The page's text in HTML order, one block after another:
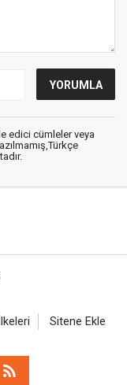
edici cümleler veya
Sitene Ekle